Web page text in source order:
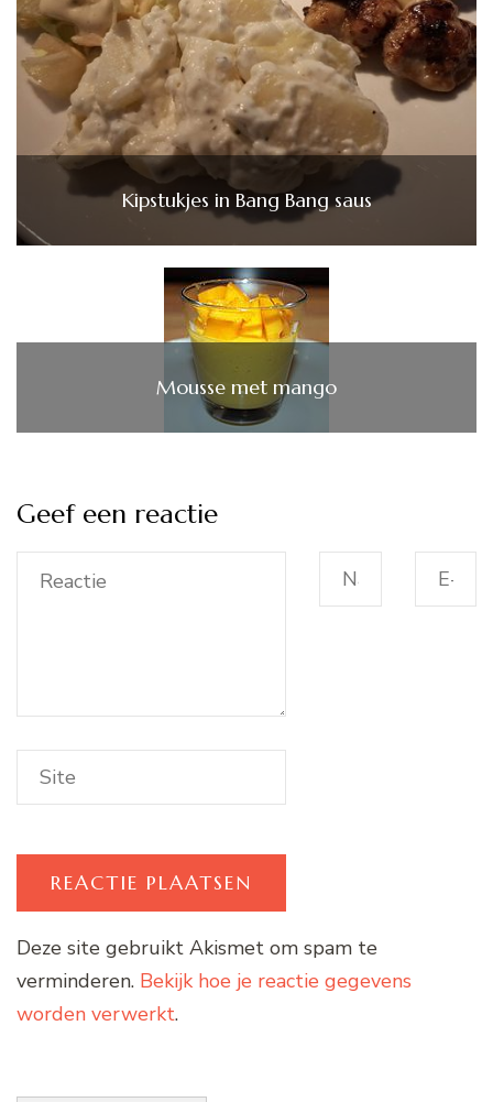
Kipstukjes in Bang Bang saus
Mousse met mango
Geef een reactie
Deze site gebruikt Akismet om spam te
verminderen. Bekijk hoe je reactie gegevens
worden verwerkt.